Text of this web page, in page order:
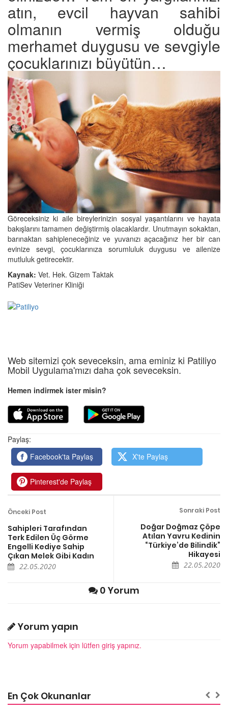
atın, evcil hayvan sahibi
olmanın vermiş olduğu
merhamet duygusu ve sevgiyle
çocuklarınızı büyütün…
Göreceksiniz ki aile bireylerinizin sosyal yaşantılarını ve hayata
bakışlarını tamamen değiştirmiş olacaklardır. Unutmayın sokaktan,
barınaktan sahipleneceğiniz ve yuvanızı açacağınız her bir can
evinize sevgi, çocuklarınıza sorumluluk duygusu ve ailenize
mutluluk getirecektir.
Kaynak: Vet. Hek. Gizem Taktak
PatiSev Veteriner Kliniği
Web sitemizi çok seveceksin, ama eminiz ki Patiliyo
Mobil Uygulama'mızı daha çok seveceksin.
Hemen indirmek ister misin?
Paylaş:
Facebook'ta Paylaş
X'te Paylaş
Pinterest'de Paylaş
Önceki Post
Sahipleri Tarafından
Terk Edilen Üç Görme
Engelli Kediye Sahip
Çıkan Melek Gibi Kadın
22.05.2020
Sonraki Post
Doğar Doğmaz Çöpe
Atılan Yavru Kedinin
“Türkiye’de Bilindik”
Hikayesi
22.05.2020
0 Yorum
Yorum yapın
Yorum yapabilmek için lütfen giriş yapınız.
En Çok Okunanlar